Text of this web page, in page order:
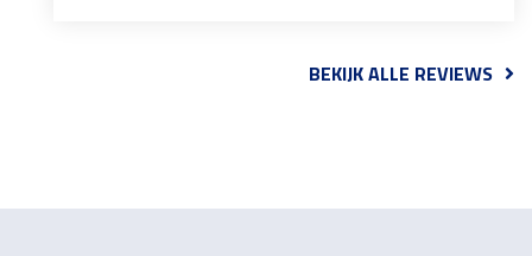
BEKIJK ALLE REVIEWS